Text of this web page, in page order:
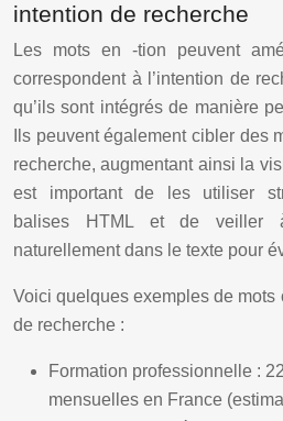
intention de recherche
Les mots en -tion peuvent
correspondent à l’intention de
qu’ils sont intégrés de manière
Ils peuvent également cibler des
recherche, augmentant ainsi la
est important de les utiliser
balises HTML et de veiller
naturellement dans le texte pour
Voici quelques exemples de mots
de recherche :
Formation professionnelle :
mensuelles en France